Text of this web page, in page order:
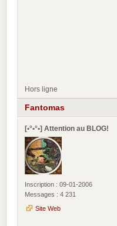
Hors ligne
Fantomas
[•°•°•] Attention au BLOG!
Inscription : 09-01-2006
Messages : 4 231
Site Web